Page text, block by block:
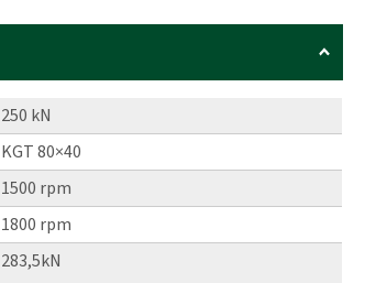
250 kN
KGT 80×40
1500 rpm
1800 rpm
283,5kN